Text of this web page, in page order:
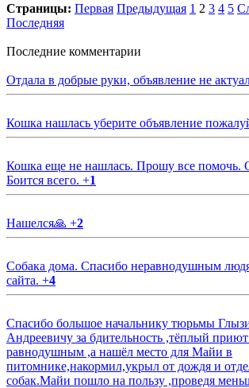
Страницы: Первая Предыдущая 1 2 3 4 5
Последняя
Последние комментарии
Отдала в добрые руки, объявление не
Кошка нашлась уберите объявление
Кошка еще не нашлась. Прошу все помочь.
Боится всего. +1
Нашелся🙏 +2
Собака дома. Спасибо неравнодушным
сайта. +4
Спасибо большое начальнику тюрьмы
Андреевичу за бдительность ,тёплый приют
равнодушным ,а нашёл место для Майи в
питомнике,накормил,укрыл от дождя и
собак.Майи пошло на пользу ,проведя